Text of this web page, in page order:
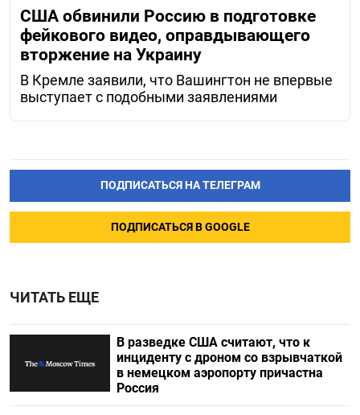
США обвинили Россию в подготовке
фейкового видео, оправдывающего
вторжение на Украину
В Кремле заявили, что Вашингтон не впервые
выступает с подобными заявлениями
ПОДПИСАТЬСЯ НА ТЕЛЕГРАМ
ПОДПИСАТЬСЯ В GOOGLE
ЧИТАТЬ ЕЩЕ
В разведке США считают, что к
инциденту с дроном со взрывчаткой
в немецком аэропорту причастна
Россия